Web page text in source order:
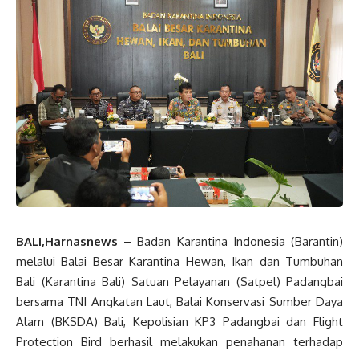
BALI,Harnasnews – Badan Karantina Indonesia (Barantin)
melalui Balai Besar Karantina Hewan, Ikan dan Tumbuhan
Bali (Karantina Bali) Satuan Pelayanan (Satpel) Padangbai
bersama TNI Angkatan Laut, Balai Konservasi Sumber Daya
Alam (BKSDA) Bali, Kepolisian KP3 Padangbai dan Flight
Protection Bird berhasil melakukan penahanan terhadap